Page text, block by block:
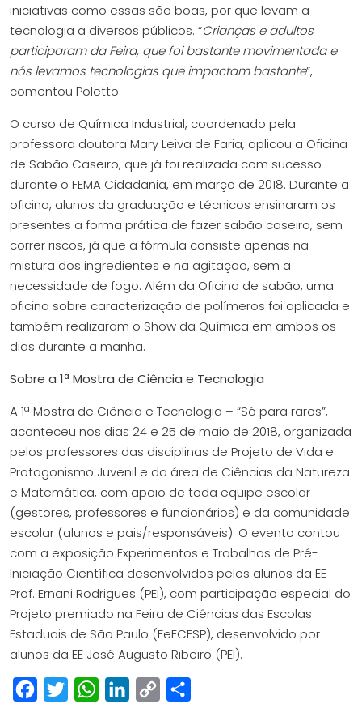
iniciativas como essas são boas, por que levam a
tecnologia a diversos públicos. “Crianças e adultos
participaram da Feira, que foi bastante movimentada e
nós levamos tecnologias que impactam bastante”,
comentou Poletto.
O curso de Química Industrial, coordenado pela
professora doutora Mary Leiva de Faria, aplicou a Oficina
de Sabão Caseiro, que já foi realizada com sucesso
durante o FEMA Cidadania, em março de 2018. Durante a
oficina, alunos da graduação e técnicos ensinaram os
presentes a forma prática de fazer sabão caseiro, sem
correr riscos, já que a fórmula consiste apenas na
mistura dos ingredientes e na agitação, sem a
necessidade de fogo. Além da Oficina de sabão, uma
oficina sobre caracterização de polímeros foi aplicada e
também realizaram o Show da Química em ambos os
dias durante a manhã.
Sobre a 1ª Mostra de Ciência e Tecnologia
A 1ª Mostra de Ciência e Tecnologia – “Só para raros”,
aconteceu nos dias 24 e 25 de maio de 2018, organizada
pelos professores das disciplinas de Projeto de Vida e
Protagonismo Juvenil e da área de Ciências da Natureza
e Matemática, com apoio de toda equipe escolar
(gestores, professores e funcionários) e da comunidade
escolar (alunos e pais/responsáveis). O evento contou
com a exposição Experimentos e Trabalhos de Pré-
Iniciação Científica desenvolvidos pelos alunos da EE
Prof. Ernani Rodrigues (PEI), com participação especial do
Projeto premiado na Feira de Ciências das Escolas
Estaduais de São Paulo (FeECESP), desenvolvido por
alunos da EE José Augusto Ribeiro (PEI).
FacebookTwitterWhatsAppLinkedIn
Copy